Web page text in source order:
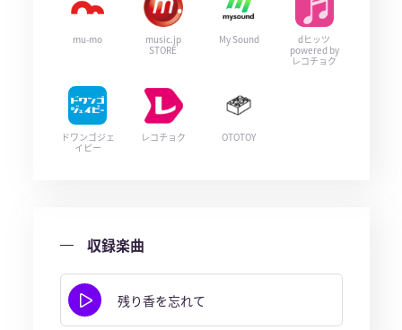
mu-mo
music.jp
STORE
My Sound
dヒッツ
powered by
レコチョク
ドワンゴジェ
イピー
レコチョク OTOTOY
収録楽曲
残り香を忘れて